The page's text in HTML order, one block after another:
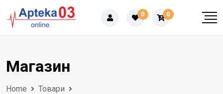
to
content
0 0
Магазин
Home
Товари